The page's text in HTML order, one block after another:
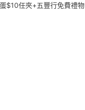
$10任夾+五豐行免費禮物